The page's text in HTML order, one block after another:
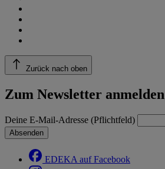
Zurück nach oben
Zum Newsletter anmelden
Deine E-Mail-Adresse (Pflichtfeld)
Absenden
EDEKA auf Facebook